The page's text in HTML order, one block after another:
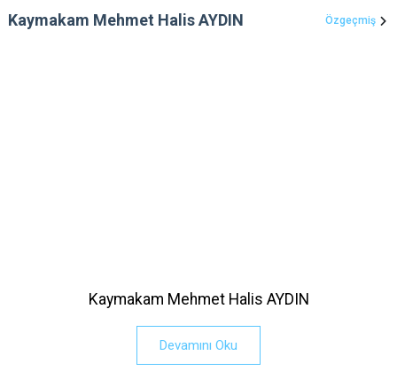
Kaymakam Mehmet Halis AYDIN Özgeçmiş
Kaymakam Mehmet Halis AYDIN
Devamını Oku